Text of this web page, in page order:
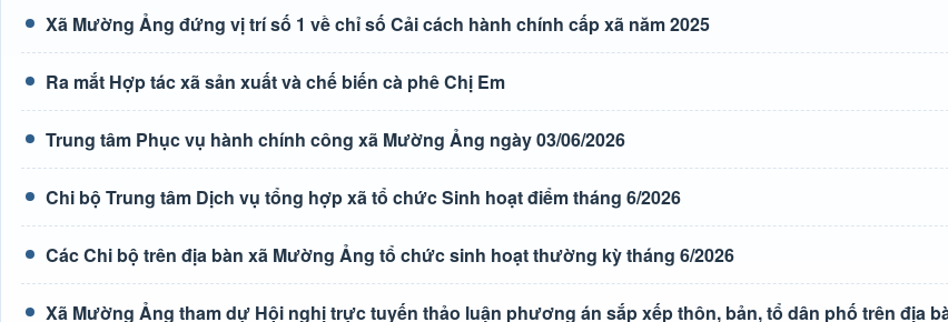
Xã Mường Ảng đứng vị trí số 1 về chỉ số Cải cách hành chính cấp xã năm 2025
Ra mắt Hợp tác xã sản xuất và chế biến cà phê Chị Em
Trung tâm Phục vụ hành chính công xã Mường Ảng ngày 03/06/2026
Chi bộ Trung tâm Dịch vụ tổng hợp xã tổ chức Sinh hoạt điểm tháng 6/2026
Các Chi bộ trên địa bàn xã Mường Ảng tổ chức sinh hoạt thường kỳ tháng 6/2026
Xã Mường Ảng tham dự Hội nghị trực tuyến thảo luận phương án sắp xếp thôn, bản, tổ dân phố trên địa